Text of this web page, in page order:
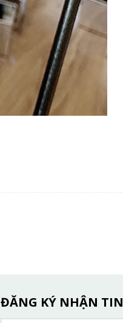
ĐĂNG KÝ NHẬN TIN